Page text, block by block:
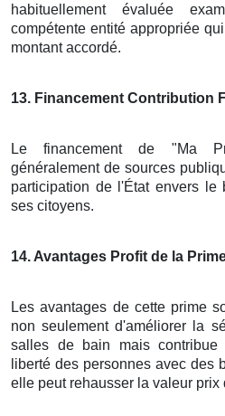
habituellement évaluée
compétente entité appropriée
montant accordé.
13. Financement Contribution
Le financement de "Ma
généralement de sources
participation de l'État envers le
ses citoyens.
14. Avantages Profit de la
Les avantages de cette prime
non seulement d'améliorer la
salles de bain mais contribue
liberté des personnes avec des
elle peut rehausser la valeur prix